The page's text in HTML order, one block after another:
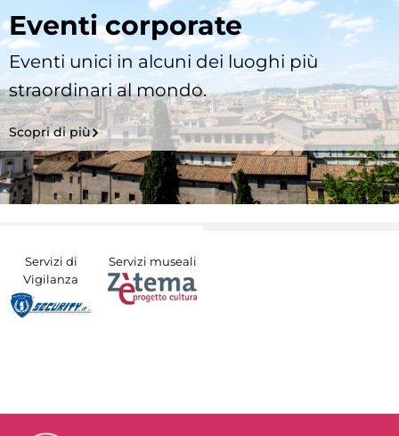
Eventi corporate
Eventi unici in alcuni dei luoghi più
straordinari al mondo.
Scopri di più
Servizi di
Vigilanza
Servizi museali